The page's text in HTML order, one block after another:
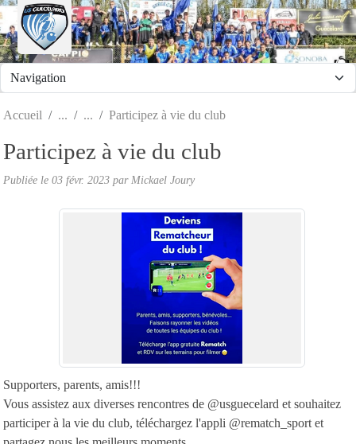
Accueil Participez à vie du club
Participez à vie du club
Publiée le 03 févr. 2023 par Mickael Joury
Supporters, parents, amis!!!
Vous assistez aux diverses rencontres de @usguecelard et souhaitez
participer à la vie du club, téléchargez l'appli @rematch_sport et
Panneau de gestion des cookies